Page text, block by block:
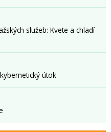
služeb: Kvete a chladí
útok